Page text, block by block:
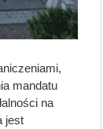
mandatu
na
jest